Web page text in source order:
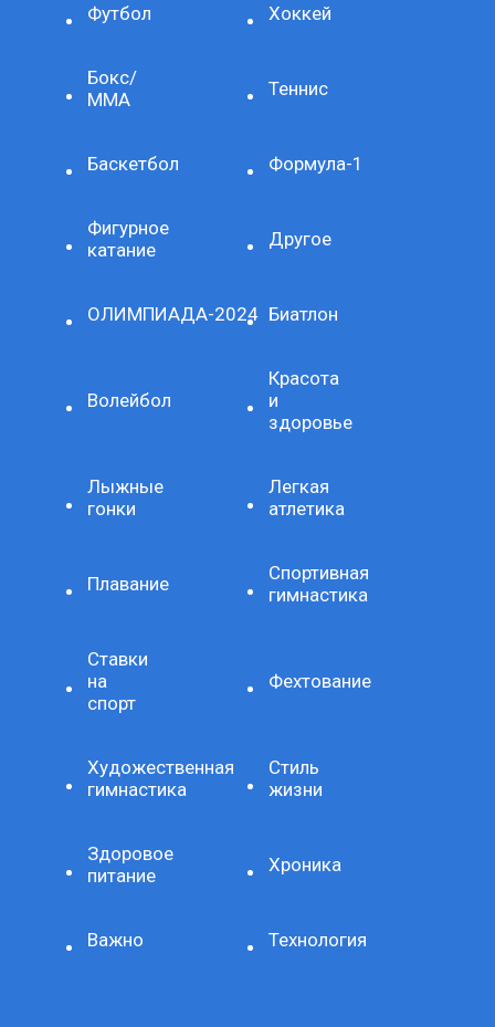
Футбол Хоккей
Бокс/
ММА
Теннис
Баскетбол Формула-1
Фигурное
катание
Другое
ОЛИМПИАДА-2024 Биатлон
Волейбол
Красота
и
здоровье
Лыжные
гонки
Легкая
атлетика
Плавание
Спортивная
гимнастика
Ставки
на
спорт
Фехтование
Художественная
гимнастика
Стиль
жизни
Здоровое
питание
Хроника
Важно Технология